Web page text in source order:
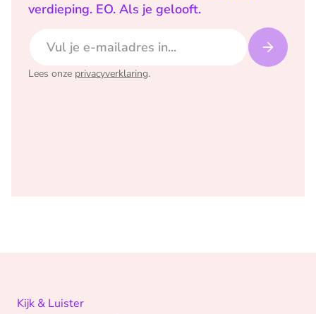
verdieping. EO. Als je gelooft.
Lees onze privacyverklaring.
Kijk & Luister